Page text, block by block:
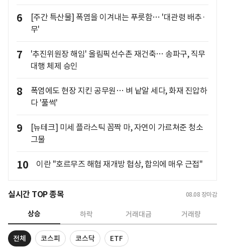
6
[주간 특산물] 폭염을 이겨내는 푸릇함… '대관령 배추·
무'
7
'추진위원장 해임' 올림픽선수촌 재건축… 송파구, 직무
대행 체제 승인
8
폭염에도 현장 지킨 공무원… 벼 낱알 세다, 화재 진압하
다 '풀썩'
9
[뉴테크] 미세 플라스틱 꼼짝 마, 자연이 가르쳐준 청소
그물
10 이란 "호르무즈 해협 재개방 협상, 합의에 매우 근접"
실시간 TOP 종목 08.08 장마감
상승 하락 거래대금 거래량
전체 코스피 코스닥 ETF